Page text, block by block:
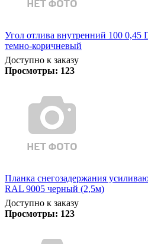
Угол отлива внутренний 100 0,45
темно-коричневый
Доступно к заказу
Просмотры: 123
Планка снегозадержания
RAL 9005 черный (2,5м)
Доступно к заказу
Просмотры: 123